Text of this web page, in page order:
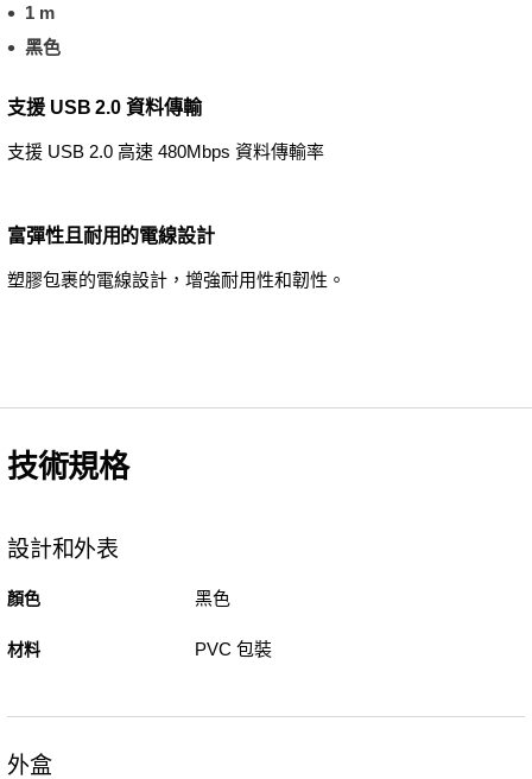
1 m
黑色
支援 USB 2.0 資料傳輸
支援 USB 2.0 高速 480Mbps 資料傳輸率
富彈性且耐用的電線設計
塑膠包裹的電線設計，增強耐用性和韌性。
技術規格
設計和外表
顏色 黑色
材料 PVC 包裝
外盒